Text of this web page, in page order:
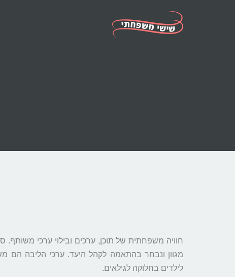
חוויה משפחתית של תוכן, ערכים ובילוי ערכי משותף.
מגוון ונבחר בהתאמה לקהל היעד. ערכי הליבה הם
לילדים בחלוקה לגילאים.